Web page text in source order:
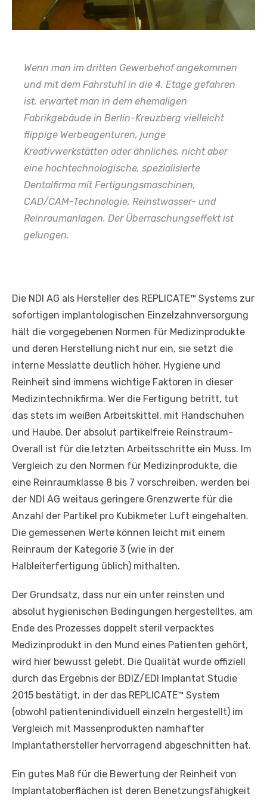
Wenn man im dritten Gewerbehof angekommen
und mit dem Fahrstuhl in die 4. Etage gefahren
ist, erwartet man in dem ehemaligen
Fabrikgebäude in Berlin-Kreuzberg vielleicht
flippige Werbeagenturen, junge
Kreativwerkstätten oder ähnliches, nicht aber
eine hochtechnologische, spezialisierte
Dentalfirma mit Fertigungsmaschinen,
CAD/CAM-Technologie, Reinstwasser- und
Reinraumanlagen. Der Überraschungseffekt ist
gelungen.
Die NDI AG als Hersteller des REPLICATE™ Systems zur
sofortigen implantologischen Einzelzahnversorgung
hält die vorgegebenen Normen für Medizinprodukte
und deren Herstellung nicht nur ein, sie setzt die
interne Messlatte deutlich höher. Hygiene und
Reinheit sind immens wichtige Faktoren in dieser
Medizintechnikfirma. Wer die Fertigung betritt, tut
das stets im weißen Arbeitskittel, mit Handschuhen
und Haube. Der absolut partikelfreie Reinstraum-
Overall ist für die letzten Arbeitsschritte ein Muss. Im
Vergleich zu den Normen für Medizinprodukte, die
eine Reinraumklasse 8 bis 7 vorschreiben, werden bei
der NDI AG weitaus geringere Grenzwerte für die
Anzahl der Partikel pro Kubikmeter Luft eingehalten.
Die gemessenen Werte können leicht mit einem
Reinraum der Kategorie 3 (wie in der
Halbleiterfertigung üblich) mithalten.
Der Grundsatz, dass nur ein unter reinsten und
absolut hygienischen Bedingungen hergestelltes, am
Ende des Prozesses doppelt steril verpacktes
Medizinprodukt in den Mund eines Patienten gehört,
wird hier bewusst gelebt. Die Qualität wurde offiziell
durch das Ergebnis der BDIZ/EDI Implantat Studie
2015 bestätigt, in der das REPLICATE™ System
(obwohl patientenindividuell einzeln hergestellt) im
Vergleich mit Massenprodukten namhafter
Implantathersteller hervorragend abgeschnitten hat.
Ein gutes Maß für die Bewertung der Reinheit von
Implantatoberflächen ist deren Benetzungsfähigkeit